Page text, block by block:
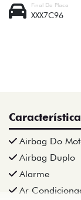
Final Da Placa
XXX7C96
Airbag Do
Airbag Duplo
Alarme
Ar